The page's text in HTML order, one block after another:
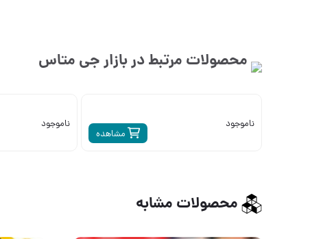
محصولات مرتبط در بازارجی متاس
مشاهده
ناموجود ناموجود
محصولات مشابه